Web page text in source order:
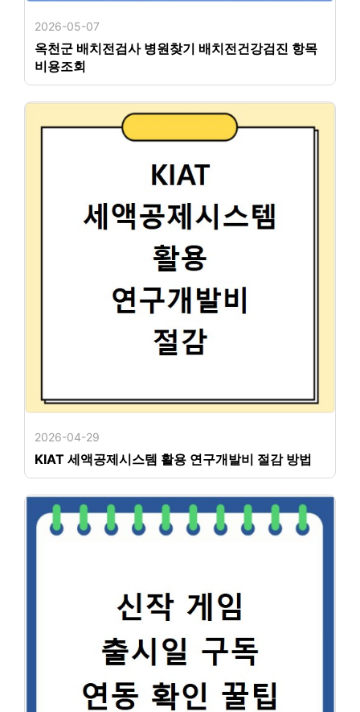
2026-05-07
옥천군 배치전검사 병원찾기 배치전건강검진 항목
비용조회
2026-04-29
KIAT 세액공제시스템 활용 연구개발비 절감 방법